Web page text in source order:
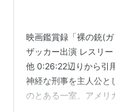
映画鑑賞録「裸の銃(
ザッカー出演 レスリ
他 0:26:22辺りから引
神経な刑事を主人公と
のとある一室。アメリ